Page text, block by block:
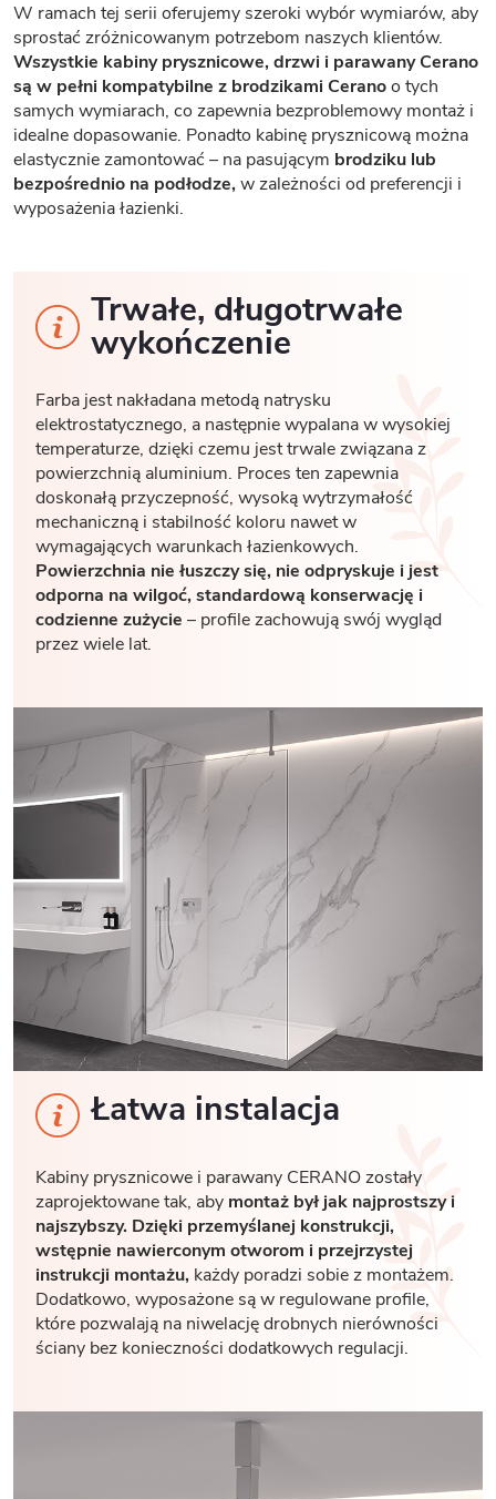
W ramach tej serii oferujemy szeroki wybór wymiarów, aby
sprostać zróżnicowanym potrzebom naszych klientów.
Wszystkie kabiny prysznicowe, drzwi i parawany Cerano
są w pełni kompatybilne z brodzikami Ceranoo tych
samych wymiarach, co zapewnia bezproblemowy montaż i
idealne dopasowanie. Ponadto kabinę prysznicową można
elastycznie zamontować – na pasującym brodziku lub
bezpośrednio na podłodze,w zależności od preferencji i
wyposażenia łazienki.
Trwałe, długotrwałe
wykończenie
Farba jest nakładana metodą natrysku
elektrostatycznego, a następnie wypalana w wysokiej
temperaturze, dzięki czemu jest trwale związana z
powierzchnią aluminium. Proces ten zapewnia
doskonałą przyczepność, wysoką wytrzymałość
mechaniczną i stabilność koloru nawet w
wymagających warunkach łazienkowych.
Powierzchnia nie łuszczy się, nie odpryskuje i jest
odporna na wilgoć, standardową konserwację i
codzienne zużycie – profile zachowują swój wygląd
przez wiele lat.
Łatwa instalacja
Kabiny prysznicowe i parawany CERANO zostały
zaprojektowane tak, aby montaż był jak najprostszy i
najszybszy. Dzięki przemyślanej konstrukcji,
wstępnie nawierconym otworom i przejrzystej
instrukcji montażu, każdy poradzi sobie z montażem.
Dodatkowo, wyposażone są w regulowane profile,
które pozwalają na niwelację drobnych nierówności
ściany bez konieczności dodatkowych regulacji.